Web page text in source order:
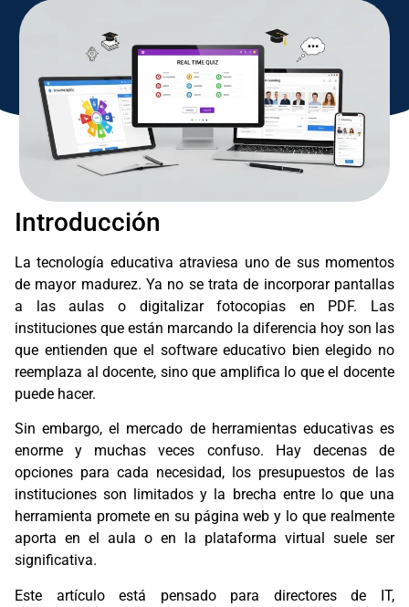
Introducción
La tecnología educativa atraviesa uno de sus momentos
de mayor madurez. Ya no se trata de incorporar pantallas
a las aulas o digitalizar fotocopias en PDF. Las
instituciones que están marcando la diferencia hoy son las
que entienden que el software educativo bien elegido no
reemplaza al docente, sino que amplifica lo que el docente
puede hacer.
Sin embargo, el mercado de herramientas educativas es
enorme y muchas veces confuso. Hay decenas de
opciones para cada necesidad, los presupuestos de las
instituciones son limitados y la brecha entre lo que una
herramienta promete en su página web y lo que realmente
aporta en el aula o en la plataforma virtual suele ser
significativa.
Este artículo está pensado para directores de IT,